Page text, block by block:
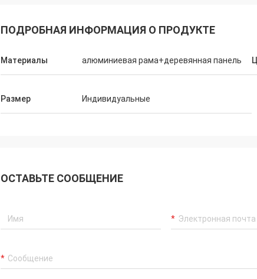
ПОДРОБНАЯ ИНФОРМАЦИЯ О ПРОДУКТЕ
Материалы алюминиевая рама+деревянная панель
Размер Индивидуальные
ОСТАВЬТЕ СООБЩЕНИЕ